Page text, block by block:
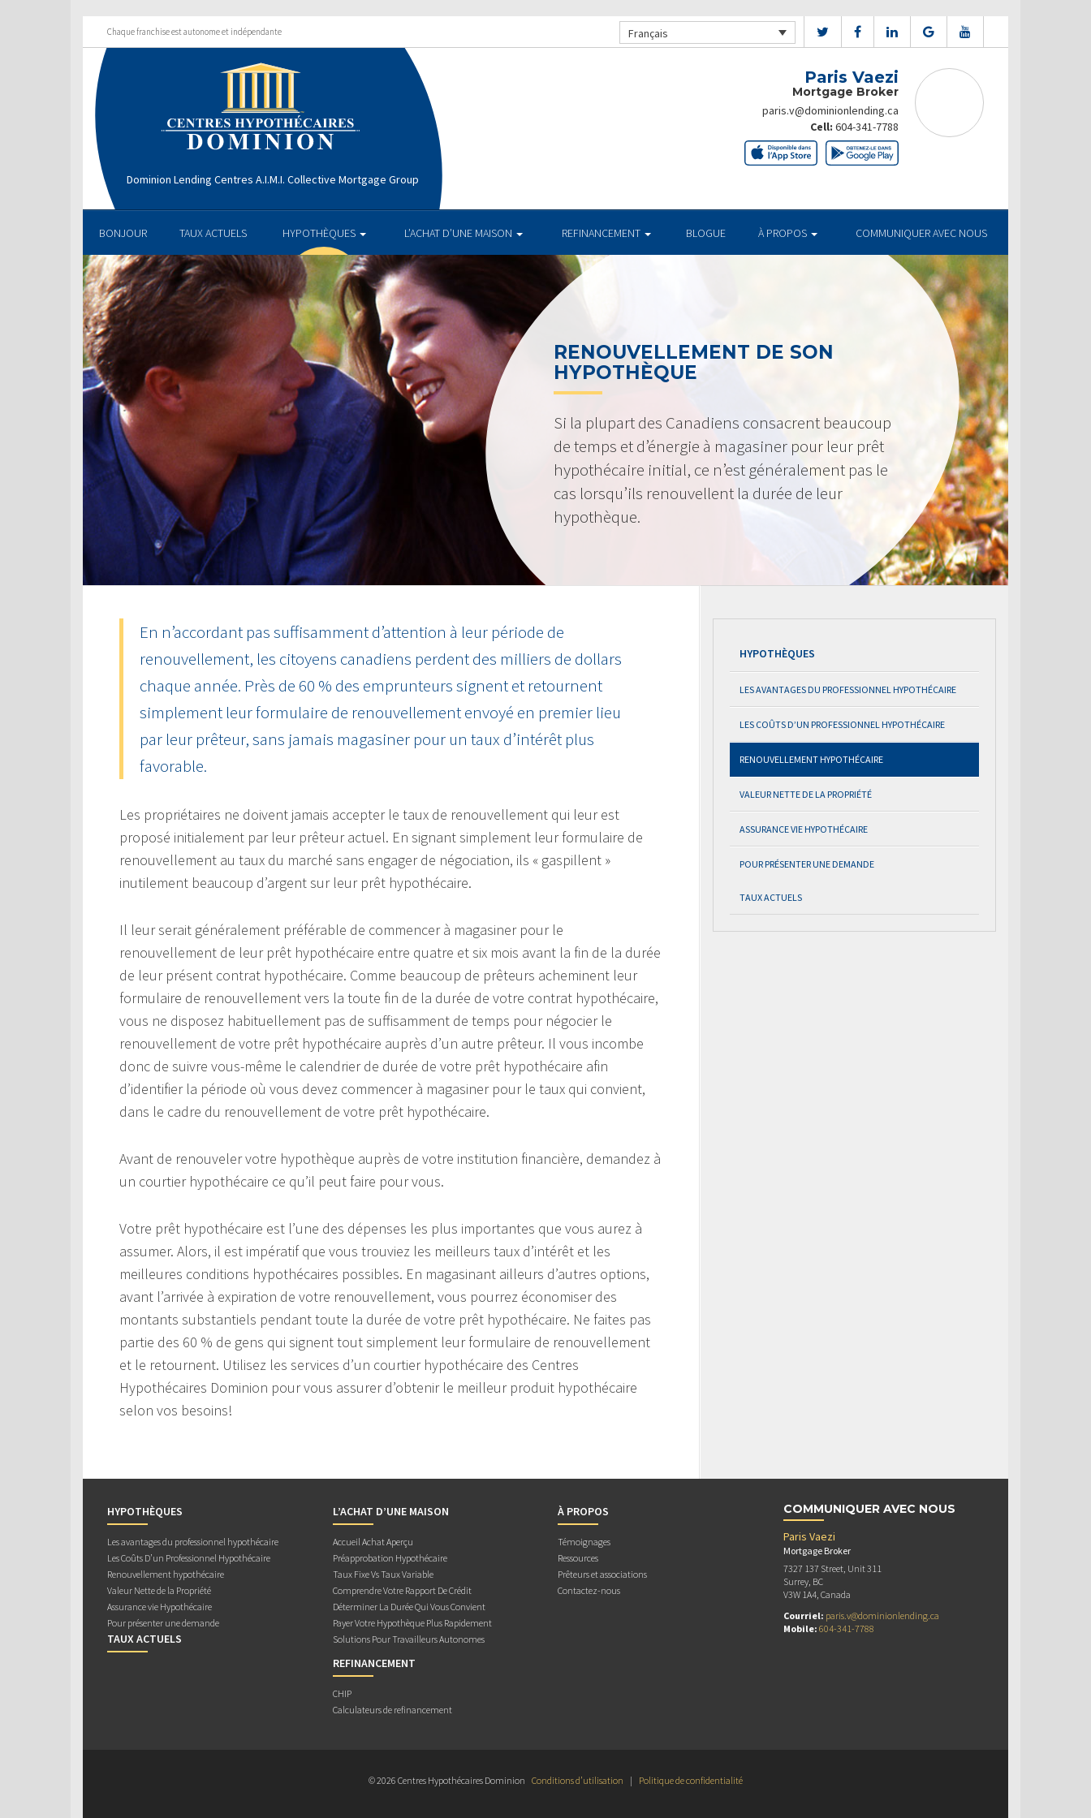
Chaque franchise est autonome et indépendante Français
Dominion Lending Centres A.I.M.I. Collective Mortgage Group
Paris Vaezi
Mortgage Broker
paris.v@dominionlending.ca
Cell: 604-341-7788
BONJOUR TAUX ACTUELS HYPOTHÈQUES L’ACHAT D’UNE MAISON REFINANCEMENT BLOGUE À PROPOS COMMUNIQUER AVEC NOUS
RENOUVELLEMENT DE SON
HYPOTHÈQUE
Si la plupart des Canadiens consacrent beaucoup
de temps et d’énergie à magasiner pour leur prêt
hypothécaire initial, ce n’est généralement pas le
cas lorsqu’ils renouvellent la durée de leur
hypothèque.
En n’accordant pas suffisamment d’attention à leur période de
renouvellement, les citoyens canadiens perdent des milliers de dollars
chaque année. Près de 60 % des emprunteurs signent et retournent
simplement leur formulaire de renouvellement envoyé en premier lieu
par leur prêteur, sans jamais magasiner pour un taux d’intérêt plus
favorable.
Les propriétaires ne doivent jamais accepter le taux de renouvellement qui leur est
proposé initialement par leur prêteur actuel. En signant simplement leur formulaire de
renouvellement au taux du marché sans engager de négociation, ils « gaspillent »
inutilement beaucoup d’argent sur leur prêt hypothécaire.
Il leur serait généralement préférable de commencer à magasiner pour le
renouvellement de leur prêt hypothécaire entre quatre et six mois avant la fin de la durée
de leur présent contrat hypothécaire. Comme beaucoup de prêteurs acheminent leur
formulaire de renouvellement vers la toute fin de la durée de votre contrat hypothécaire,
vous ne disposez habituellement pas de suffisamment de temps pour négocier le
renouvellement de votre prêt hypothécaire auprès d’un autre prêteur. Il vous incombe
donc de suivre vous-même le calendrier de durée de votre prêt hypothécaire afin
d’identifier la période où vous devez commencer à magasiner pour le taux qui convient,
dans le cadre du renouvellement de votre prêt hypothécaire.
Avant de renouveler votre hypothèque auprès de votre institution financière, demandez à
un courtier hypothécaire ce qu’il peut faire pour vous.
Votre prêt hypothécaire est l’une des dépenses les plus importantes que vous aurez à
assumer. Alors, il est impératif que vous trouviez les meilleurs taux d’intérêt et les
meilleures conditions hypothécaires possibles. En magasinant ailleurs d’autres options,
avant l’arrivée à expiration de votre renouvellement, vous pourrez économiser des
montants substantiels pendant toute la durée de votre prêt hypothécaire. Ne faites pas
partie des 60 % de gens qui signent tout simplement leur formulaire de renouvellement
et le retournent. Utilisez les services d’un courtier hypothécaire des Centres
Hypothécaires Dominion pour vous assurer d’obtenir le meilleur produit hypothécaire
selon vos besoins!
HYPOTHÈQUES
LES AVANTAGES DU PROFESSIONNEL HYPOTHÉCAIRE
LES COÛTS D’UN PROFESSIONNEL HYPOTHÉCAIRE
RENOUVELLEMENT HYPOTHÉCAIRE
VALEUR NETTE DE LA PROPRIÉTÉ
ASSURANCE VIE HYPOTHÉCAIRE
POUR PRÉSENTER UNE DEMANDE
TAUX ACTUELS
HYPOTHÈQUES
Les avantages du professionnel hypothécaire
Les Coûts D’un Professionnel Hypothécaire
Renouvellement hypothécaire
Valeur Nette de la Propriété
Assurance vie Hypothécaire
Pour présenter une demande
TAUX ACTUELS
L’ACHAT D’UNE MAISON
Accueil Achat Aperçu
Préapprobation Hypothécaire
Taux Fixe Vs Taux Variable
Comprendre Votre Rapport De Crédit
Déterminer La Durée Qui Vous Convient
Payer Votre Hypothèque Plus Rapidement
Solutions Pour Travailleurs Autonomes
REFINANCEMENT
CHIP
Calculateurs de refinancement
À PROPOS
Témoignages
Ressources
Prêteurs et associations
Contactez-nous
COMMUNIQUER AVEC NOUS
Paris Vaezi
Mortgage Broker
7327 137 Street, Unit 311
Surrey, BC
V3W 1A4, Canada
Courriel: paris.v@dominionlending.ca
Mobile: 604-341-7788
© 2026 Centres Hypothécaires Dominion Conditions d’utilisation | Politique de confidentialité